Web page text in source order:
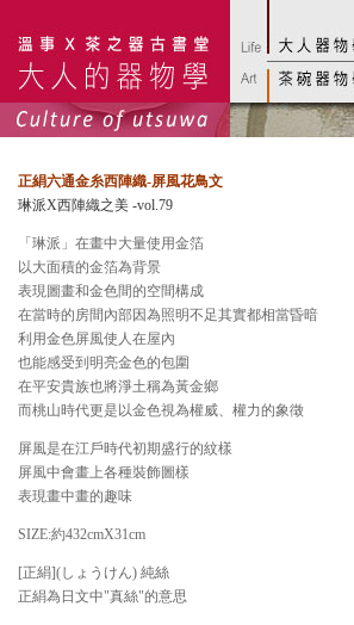
正絹六通金糸西陣織-屏風花鳥文
琳派X西陣織之美 -vol.79
「琳派」在畫中大量使用金箔
以大面積的金箔為背景
表現圖畫和金色間的空間構成
在當時的房間內部因為照明不足其實都相當昏暗
利用金色屏風使人在屋內
也能感受到明亮金色的包圍
在平安貴族也將淨土稱為黃金鄉
而桃山時代更是以金色視為權威、權力的象徵
屏風是在江戶時代初期盛行的紋樣
屏風中會畫上各種裝飾圖樣
表現畫中畫的趣味
SIZE:約432cmX31cm
[正絹](しょうけん) 純絲
正絹為日文中"真絲"的意思